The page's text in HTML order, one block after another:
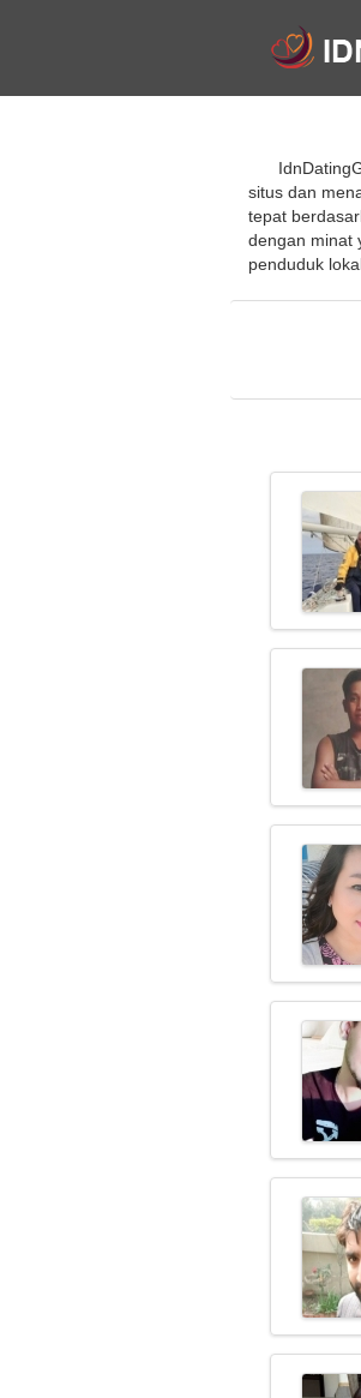
situs dan
tepat
dengan minat
penduduk